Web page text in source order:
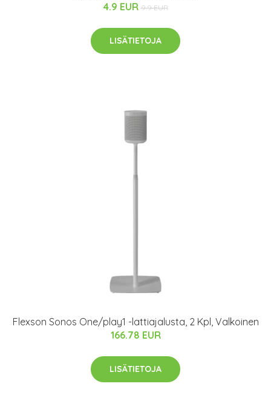
4.9 EUR 9.9 EUR
LISÄTIETOJA
Flexson Sonos One/play1 -lattiajalusta, 2 Kpl, Valkoinen
166.78 EUR
LISÄTIETOJA